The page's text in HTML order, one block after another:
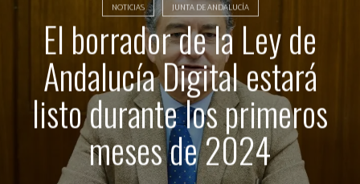
NOTICIAS JUNTA DE ANDALUCÍA
El borrador de la Ley de
Andalucía Digital estará
listo durante los primeros
meses de 2024